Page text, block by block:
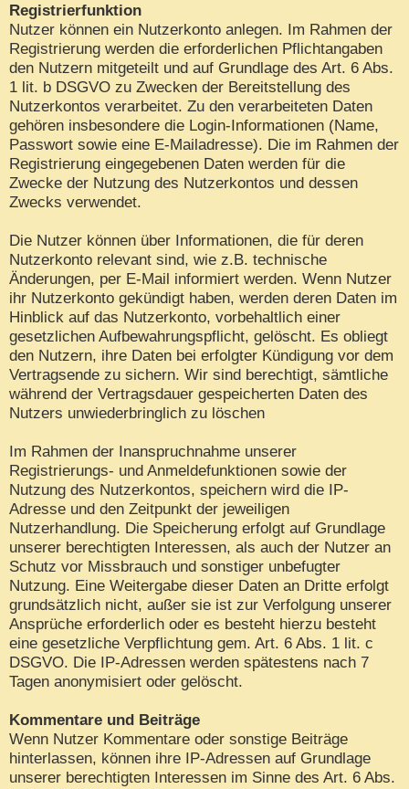
Registrierfunktion
Nutzer können ein Nutzerkonto anlegen. Im Rahmen der
Registrierung werden die erforderlichen Pflichtangaben
den Nutzern mitgeteilt und auf Grundlage des Art. 6 Abs.
1 lit. b DSGVO zu Zwecken der Bereitstellung des
Nutzerkontos verarbeitet. Zu den verarbeiteten Daten
gehören insbesondere die Login-Informationen (Name,
Passwort sowie eine E-Mailadresse). Die im Rahmen der
Registrierung eingegebenen Daten werden für die
Zwecke der Nutzung des Nutzerkontos und dessen
Zwecks verwendet.
Die Nutzer können über Informationen, die für deren
Nutzerkonto relevant sind, wie z.B. technische
Änderungen, per E-Mail informiert werden. Wenn Nutzer
ihr Nutzerkonto gekündigt haben, werden deren Daten im
Hinblick auf das Nutzerkonto, vorbehaltlich einer
gesetzlichen Aufbewahrungspflicht, gelöscht. Es obliegt
den Nutzern, ihre Daten bei erfolgter Kündigung vor dem
Vertragsende zu sichern. Wir sind berechtigt, sämtliche
während der Vertragsdauer gespeicherten Daten des
Nutzers unwiederbringlich zu löschen
Im Rahmen der Inanspruchnahme unserer
Registrierungs- und Anmeldefunktionen sowie der
Nutzung des Nutzerkontos, speichern wird die IP-
Adresse und den Zeitpunkt der jeweiligen
Nutzerhandlung. Die Speicherung erfolgt auf Grundlage
unserer berechtigten Interessen, als auch der Nutzer an
Schutz vor Missbrauch und sonstiger unbefugter
Nutzung. Eine Weitergabe dieser Daten an Dritte erfolgt
grundsätzlich nicht, außer sie ist zur Verfolgung unserer
Ansprüche erforderlich oder es besteht hierzu besteht
eine gesetzliche Verpflichtung gem. Art. 6 Abs. 1 lit. c
DSGVO. Die IP-Adressen werden spätestens nach 7
Tagen anonymisiert oder gelöscht.
Kommentare und Beiträge
Wenn Nutzer Kommentare oder sonstige Beiträge
hinterlassen, können ihre IP-Adressen auf Grundlage
unserer berechtigten Interessen im Sinne des Art. 6 Abs.